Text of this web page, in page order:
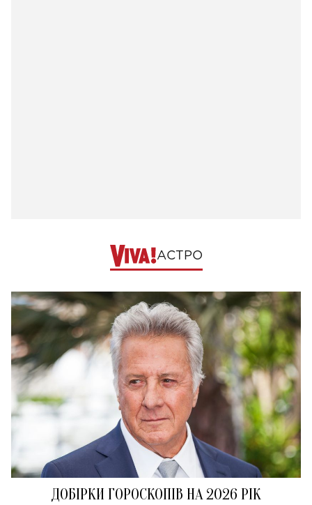
АСТРО
ДОБІРКИ ГОРОСКОПІВ НА 2026 РІК